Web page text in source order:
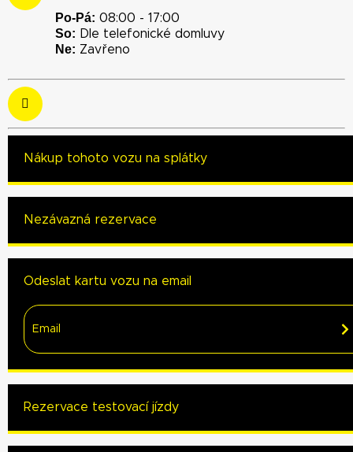
Po-Pá: 08:00 - 17:00
So: Dle telefonické domluvy
Ne: Zavřeno
Nákup tohoto vozu na splátky
Nezávazná rezervace
Odeslat kartu vozu na email
Rezervace testovací jízdy